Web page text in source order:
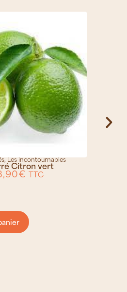
, Les incontournables
Citron vert
€ TTC